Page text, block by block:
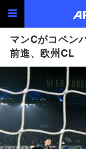
マンCがコペン
前進、欧州CL